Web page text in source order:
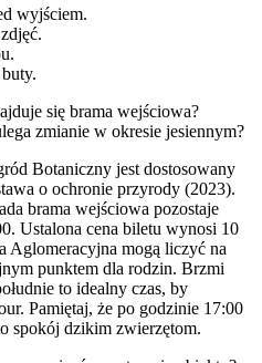
wyjściem.
się brama wejściowa?
zmianie w okresie jesiennym?
Botaniczny jest dostosowany
o ochronie przyrody (2023).
brama wejściowa pozostaje
Ustalona cena biletu wynosi 10
Aglomeracyjna mogą liczyć na
punktem dla rodzin. Brzmi
to idealny czas, by
Pamiętaj, że po godzinie 17:00
spokój dzikim zwierzętom.